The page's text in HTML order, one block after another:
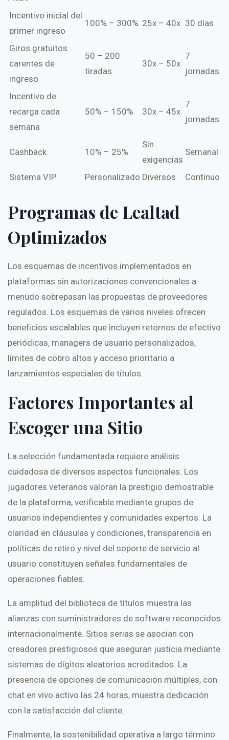
Incentivo inicial del
primer ingreso
100% – 300% 25x – 40x 30 días
Giros gratuitos
carentes de
ingreso
50 – 200
tiradas
30x – 50x
7
jornadas
Incentivo de
recarga cada
semana
50% – 150% 30x – 45x
7
jornadas
Cashback 10% – 25%
Sin
exigencias
Semanal
Sistema VIP Personalizado Diversos Continuo
Programas de Lealtad
Optimizados
Los esquemas de incentivos implementados en
plataformas sin autorizaciones convencionales a
menudo sobrepasan las propuestas de proveedores
regulados. Los esquemas de varios niveles ofrecen
beneficios escalables que incluyen retornos de efectivo
periódicas, managers de usuario personalizados,
límites de cobro altos y acceso prioritario a
lanzamientos especiales de títulos.
Factores Importantes al
Escoger una Sitio
La selección fundamentada requiere análisis
cuidadosa de diversos aspectos funcionales. Los
jugadores veteranos valoran la prestigio demostrable
de la plataforma, verificable mediante grupos de
usuarios independientes y comunidades expertos. La
claridad en cláusulas y condiciones, transparencia en
políticas de retiro y nivel del soporte de servicio al
usuario constituyen señales fundamentales de
operaciones fiables.
La amplitud del biblioteca de títulos muestra las
alianzas con suministradores de software reconocidos
internacionalmente. Sitios serias se asocian con
creadores prestigiosos que aseguran justicia mediante
sistemas de dígitos aleatorios acreditados. La
presencia de opciones de comunicación múltiples, con
chat en vivo activo las 24 horas, muestra dedicación
con la satisfacción del cliente.
Finalmente, la sostenibilidad operativa a largo término